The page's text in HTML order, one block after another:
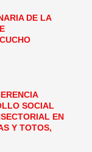
DE LA
SOCIAL
EN
Y TOTOS,